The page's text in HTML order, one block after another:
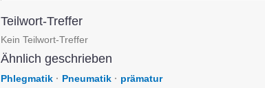
Teilwort-Treffer
Kein Teilwort-Treffer
Ähnlich geschrieben
Phlegmatik · Pneumatik · prämatur